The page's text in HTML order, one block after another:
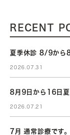
RECENT
夏季休診 8/9から
2026.07.31
8月9日から16日夏
2026.07.21
7月 通常診療です。